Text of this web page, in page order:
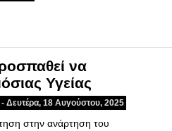
να
Υγείας
Δευτέρα, 18 Αυγούστου, 2025
στην ανάρτηση του